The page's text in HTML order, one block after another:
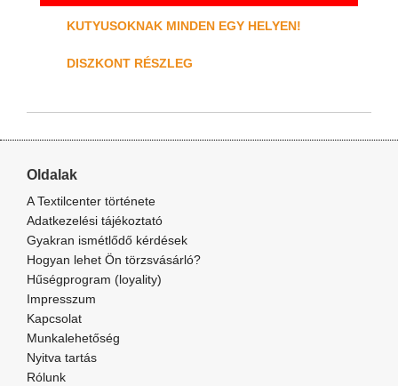
KUTYUSOKNAK MINDEN EGY HELYEN!
DISZKONT RÉSZLEG
Oldalak
A Textilcenter története
Adatkezelési tájékoztató
Gyakran ismétlődő kérdések
Hogyan lehet Ön törzsvásárló?
Hűségprogram (loyality)
Impresszum
Kapcsolat
Munkalehetőség
Nyitva tartás
Rólunk